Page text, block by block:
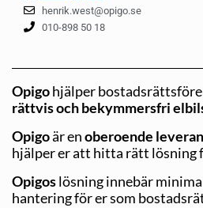
henrik.west@opigo.se
010-898 50 18
Opigohjälper
rättvis och bekymmersfri
Opigoär enoberoende
hjälper er att hitta rätt lösning
Opigoslösning innebär
hantering för er som